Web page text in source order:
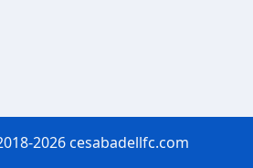
2026 cesabadellfc.com